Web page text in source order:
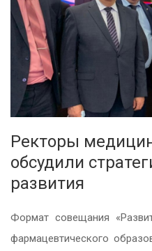
Ректоры
обсудили
развития
Формат совещания
фармацевтического